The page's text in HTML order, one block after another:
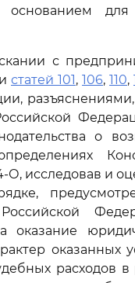
основанием
с
статей 101, 106, 110,
о
О, исследовав и
Российской
оказание
расходов